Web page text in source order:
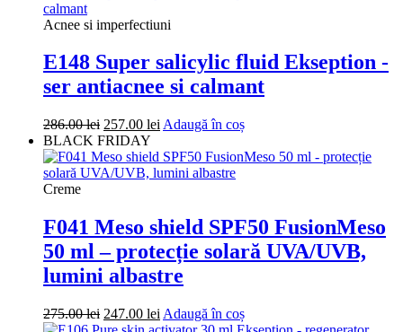
173.00 lei.
Acnee si imperfectiuni
E148 Super salicylic fluid Ekseption -
ser antiacnee si calmant
286.00lei Prețul
inițial
a
fost:
257.00 lei Prețul
este:
257.00 lei.
Adaugă în coș
BLACK FRIDAY
Creme
F041 Meso shield SPF50 FusionMeso
50 ml – protecție solară UVA/UVB,
lumini albastre
275.00lei Prețul
247.00 lei Prețul
Adaugă în coș